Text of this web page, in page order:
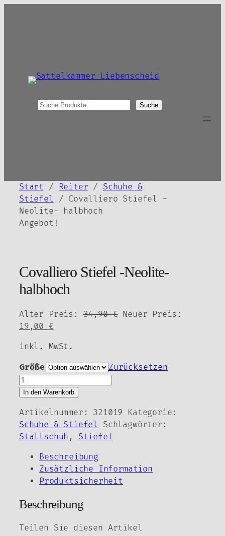
S
Suche
Start / Reiter / Schuhe &
Stiefel / Covalliero Stiefel -
Neolite- halbhoch
Angebot!
Covalliero Stiefel -Neolite-
halbhoch
Alter Preis: 34,90€ Ursprünglicher
Neuer Preis:
19,00 €Aktueller
ist:
19,00 €.
inkl. MwSt.
Größe
Zurücksetzen
Covalliero
Stiefel
Neolite-
halbhoch
Menge
In den Warenkorb
Artikelnummer: 321019
Kategorie:
Schuhe & Stiefel Schlagwörter:
Stallschuh , Stiefel
Beschreibung
Zusätzliche Information
Produktsicherheit
Beschreibung
Teilen Sie diesen Artikel